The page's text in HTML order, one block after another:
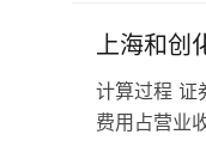
上海和创
计算过程 证
费用占营业